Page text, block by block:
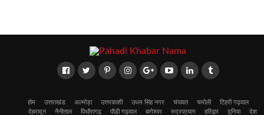
होम उत्तराखंड अल्मोड़ा उत्तरकाशी उधम सिंह नगर चंपावत चमोली
टिहरी गढ़वाल
देहरादून
नैनीताल पिथौरागढ़ पौड़ी गढ़वाल बागेश्वर रुद्रप्रयाग हरिद्वार दुनिया देश